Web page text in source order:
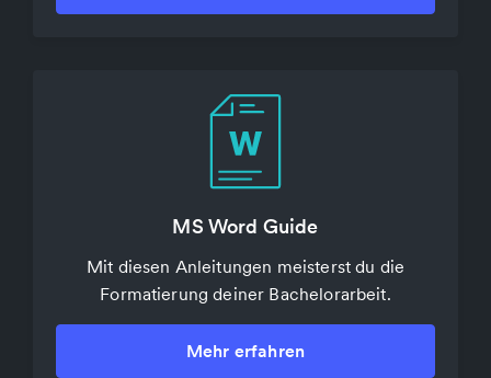
MS Word Guide
Mit diesen Anleitungen meisterst du die
Formatierung deiner Bachelorarbeit.
Mehr erfahren
PDF komprimieren & konvertieren
Mit diesem kostenlosen Online-Tool löst du alle
deine PDF Probleme.
Mehr erfahren